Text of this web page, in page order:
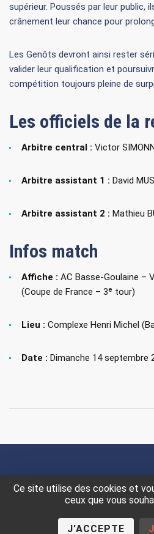
supérieur. Poussés par leur public,
crânement leur chance pour
Les Genôts devront ainsi rester
valider leur qualification et
compétition toujours pleine de
Les officiels de la
Arbitre central : Victor
Arbitre assistant 1 : David
Arbitre assistant 2 : Mathieu
Infos match
Affiche : AC Basse-Goulaine –
(Coupe de France – 3ᵉ tour)
Lieu : Complexe Henri Michel
Date : Dimanche 14 septembre
MENTIONS LÉGALES
Ce site utilise des cookies et
ceux que vous
J'ACCEPTE